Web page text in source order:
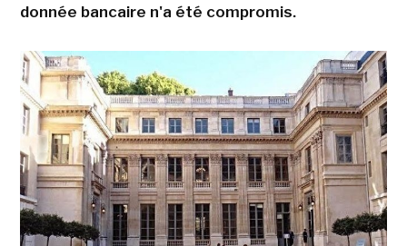
donnée bancaire n'a été compromis.